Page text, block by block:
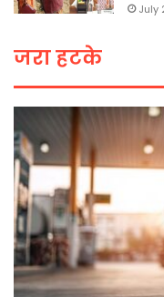
July
जरा हटके